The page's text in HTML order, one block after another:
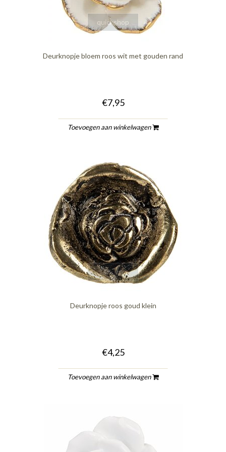
quickshop
Deurknopje bloem roos wit met gouden rand
€7,95
Toevoegen aan winkelwagen
quickshop
Deurknopje roos goud klein
€4,25
Toevoegen aan winkelwagen